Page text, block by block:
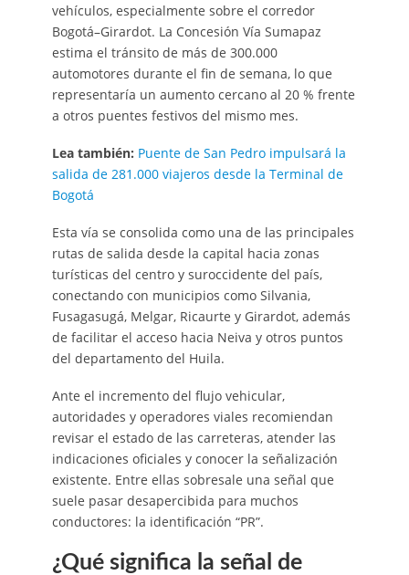
vehículos, especialmente sobre el corredor
Bogotá–Girardot. La Concesión Vía Sumapaz
estima el tránsito de más de 300.000
automotores durante el fin de semana, lo que
representaría un aumento cercano al 20 % frente
a otros puentes festivos del mismo mes.
Lea también: Puente de San Pedro impulsará la
salida de 281.000 viajeros desde la Terminal de
Bogotá
Esta vía se consolida como una de las principales
rutas de salida desde la capital hacia zonas
turísticas del centro y suroccidente del país,
conectando con municipios como Silvania,
Fusagasugá, Melgar, Ricaurte y Girardot, además
de facilitar el acceso hacia Neiva y otros puntos
del departamento del Huila.
Ante el incremento del flujo vehicular,
autoridades y operadores viales recomiendan
revisar el estado de las carreteras, atender las
indicaciones oficiales y conocer la señalización
existente. Entre ellas sobresale una señal que
suele pasar desapercibida para muchos
conductores: la identificación “PR”.
¿Qué significa la señal de